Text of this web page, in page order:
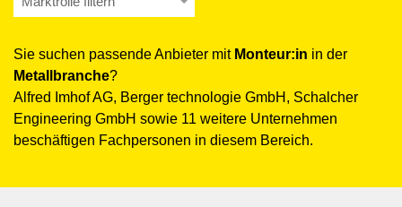
Sie suchen passende Anbieter mit Monteur:in in der
Metall­branche?
Alfred Imhof AG, Berger technologie GmbH, Schalcher
Engineering GmbH sowie 11 weitere Unternehmen
beschäftigen Fachpersonen in diesem Bereich.